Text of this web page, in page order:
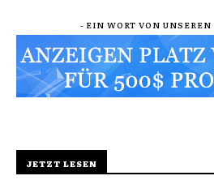
- EIN WORT VON UNSEREN
JETZT LESEN